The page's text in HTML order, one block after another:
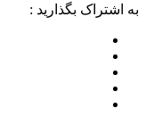
به اشتراک بگذارید :